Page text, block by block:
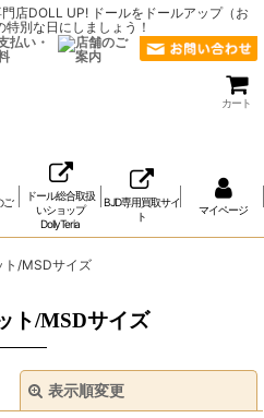
店DOLL UP! ドールをドールアップ（お
別な日にしましょう！
カート
ご
ドール総合取扱
いショップ
DollyTeria
BJD専用買取サイ
ト
マイページ
ト/MSDサイズ
ト/MSDサイズ
表示順変更